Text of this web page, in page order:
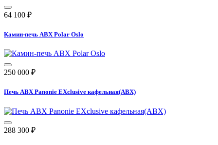
64 100 ₽
Камин-печь ABX Polar Oslo
250 000 ₽
Печь ABX Panonie EXclusive кафельная(ABX)
288 300 ₽